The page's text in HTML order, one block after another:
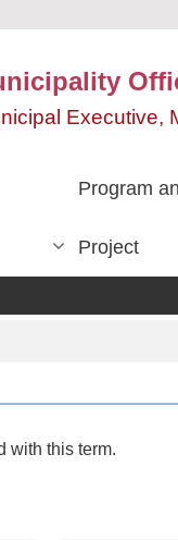
Executive,
Program
Project
with this term.